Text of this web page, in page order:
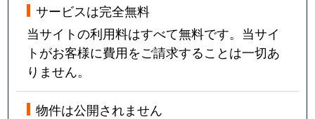
サービスは完全無料
当サイトの利用料はすべて無料です。当サイ
トがお客様に費用をご請求することは一切あ
りません。
物件は公開されません